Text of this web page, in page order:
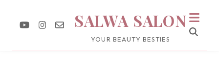
SALWA SALON
YOUR BEAUTY BESTIES